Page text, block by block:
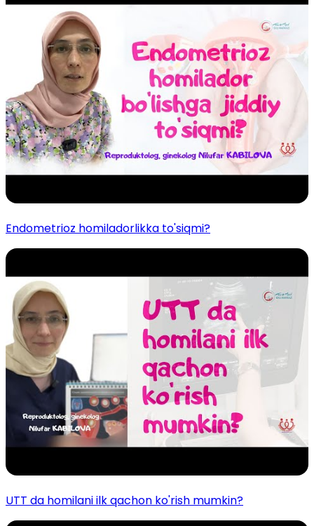
Endometrioz homiladorlikka to'siqmi?
UTT da homilani ilk qachon ko'rish mumkin?